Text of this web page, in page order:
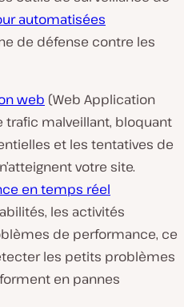
automatisées
de défense contre les
web (Web Application
trafic malveillant, bloquant
et les tentatives de
votre site.
en temps réel
les activités
de performance, ce
les petits problèmes
en pannes